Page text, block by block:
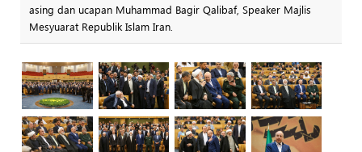
asing dan ucapan Muhammad Bagir Qalibaf, Speaker Majlis
Mesyuarat Republik Islam Iran.